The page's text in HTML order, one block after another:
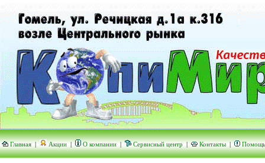
Главная | Акции | О компании | Сервисный центр | Контакты | Помощь